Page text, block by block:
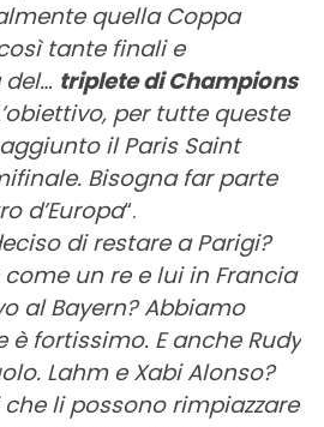
quella Coppa
tante finali e
del… triplete di Champions
per tutte queste
il Paris Saint
Bisogna far parte
d’Europa“.
di restare a Parigi?
un re e lui in Francia
al Bayern? Abbiamo
è fortissimo. E anche Rudy
Lahm e Xabi Alonso?
li possono rimpiazzare